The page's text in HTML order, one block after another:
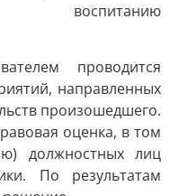
воспитанию
проводится
направленных
произошедшего.
оценка, в том
должностных лиц
По результатам